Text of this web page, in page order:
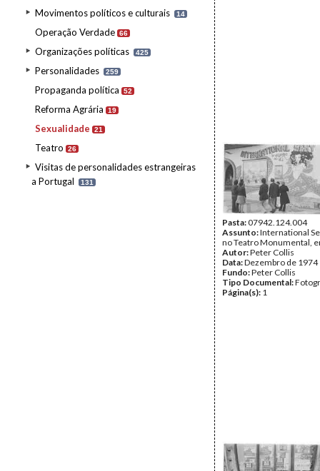
Movimentos políticos e culturais 14
Operação Verdade 66
Organizações políticas 425
Personalidades 259
Propaganda política 52
Reforma Agrária 19
Sexualidade 21
Teatro 26
Visitas de personalidades estrangeiras
a Portugal
131
Pasta:07942.124.004
Assunto:International
no Teatro Monumental,
Autor:Peter Collis
Data:Dezembro de 1974
Fundo:Peter Collis
Tipo Documental:
Página(s): 1